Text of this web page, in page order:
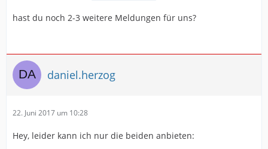
hast du noch 2-3 weitere Meldungen für uns?
daniel.herzog
22. Juni 2017 um 10:28
Hey, leider kann ich nur die beiden anbieten: